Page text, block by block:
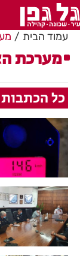
עמוד הבית
מערכת
כל